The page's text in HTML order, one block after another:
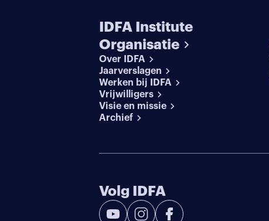
IDFA Institute
Organisatie
Over IDFA
Jaarverslagen
Werken bij IDFA
Vrijwilligers
Visie en missie
Archief
Volg IDFA